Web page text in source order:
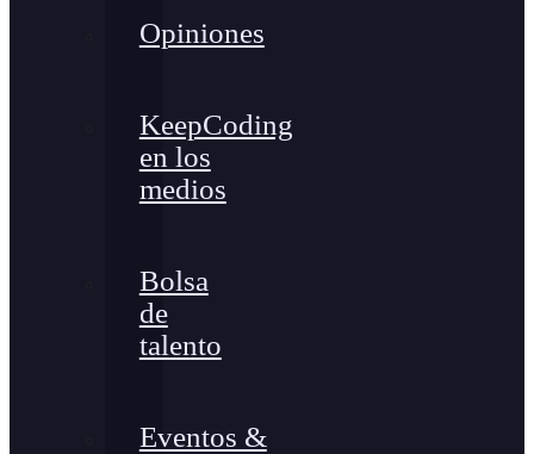
Opiniones
KeepCoding
en los
medios
Bolsa
de
talento
Eventos &